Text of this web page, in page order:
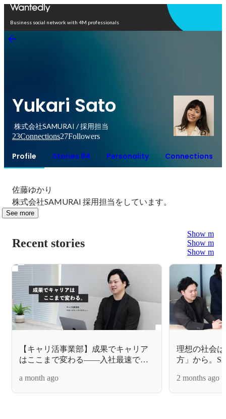
Business social network with 4M professionals
Yukari Sato
株式会社SAMURAI / 採用担当
23Connections27Followers
Profile Stories 84 Personality Connections
佐藤ゆかり
株式会社SAMURAI 採用担当をしています。
See more
Recent stories
Show more
Show more
Show more
【キャリ活事業部】成果でキャリア
はここまで変わる――入社最速でマ
の選択
a month ago
理想の社会
方」から。
由
2 months ago